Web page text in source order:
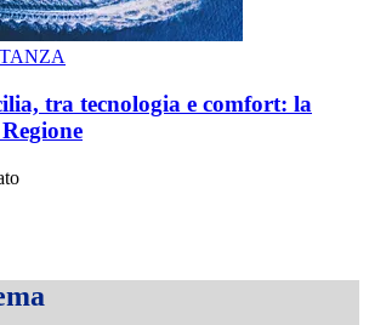
tra tecnologia e comfort: la